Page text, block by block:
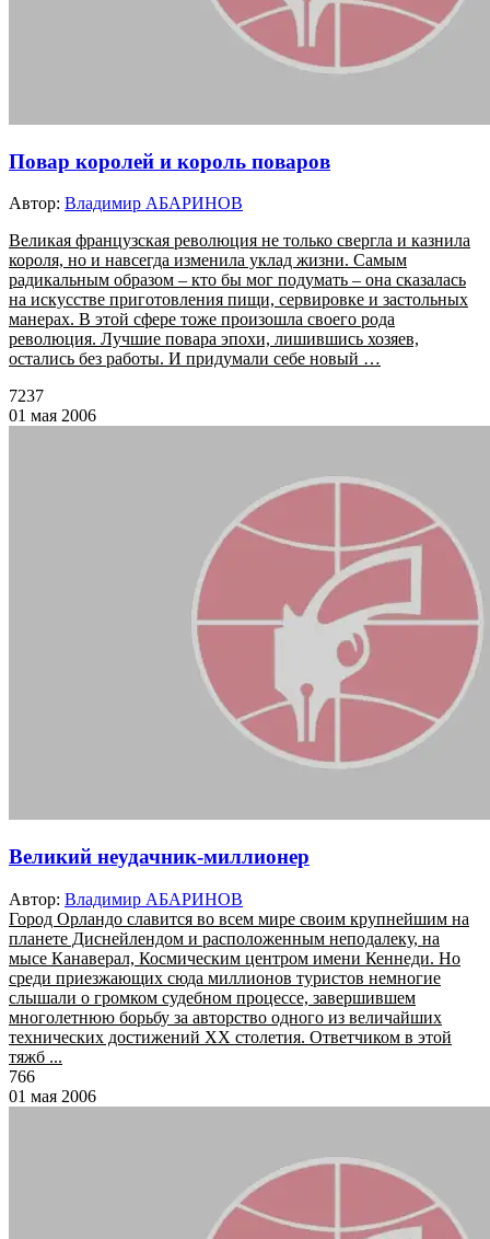
Повар королей и король поваров
Автор: Владимир АБАРИНОВ
Великая французская революция не только свергла и казнила
короля, но и навсегда изменила уклад жизни. Самым
радикальным образом – кто бы мог подумать – она сказалась
на искусстве приготовления пищи, сервировке и застольных
манерах. В этой сфере тоже произошла своего рода
революция. Лучшие повара эпохи, лишившись хозяев,
остались без работы. И придумали себе новый …
7237
01 мая 2006
Великий неудачник-миллионер
Автор: Владимир АБАРИНОВ
Город Орландо славится во всем мире своим крупнейшим на
планете Диснейлендом и расположенным неподалеку, на
мысе Канаверал, Космическим центром имени Кеннеди. Но
среди приезжающих сюда миллионов туристов немногие
слышали о громком судебном процессе, завершившем
многолетнюю борьбу за авторство одного из величайших
технических достижений ХХ столетия. Ответчиком в этой
тяжб ...
766
01 мая 2006